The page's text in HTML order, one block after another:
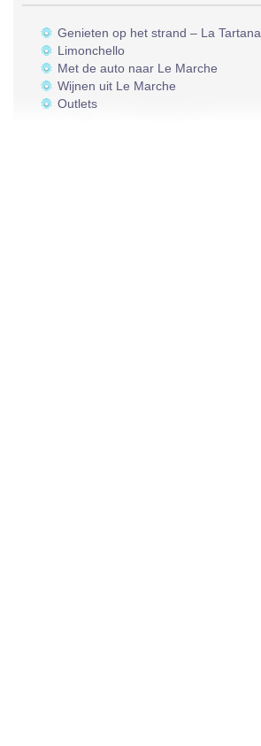
Genieten op het strand – La Tartana
Limonchello
Met de auto naar Le Marche
Wijnen uit Le Marche
Outlets